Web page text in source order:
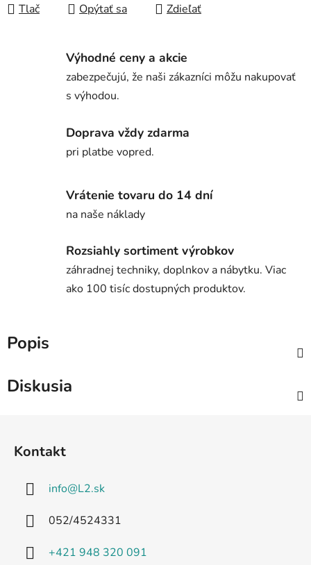
Tlač Opýtať sa Zdieľať
Výhodné ceny a akcie
zabezpečujú, že naši zákazníci môžu nakupovať
s výhodou.
Doprava vždy zdarma
pri platbe vopred.
Vrátenie tovaru do 14 dní
na naše náklady
Rozsiahly sortiment výrobkov
záhradnej techniky, doplnkov a nábytku. Viac
ako 100 tisíc dostupných produktov.
Popis
Diskusia
Kontakt
info@L2.sk
052/4524331
+421 948 320 091